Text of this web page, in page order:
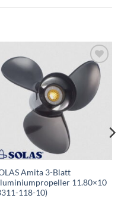
Auf die
Wunschliste
Amita 3-Blatt
11.80×10
118-10)